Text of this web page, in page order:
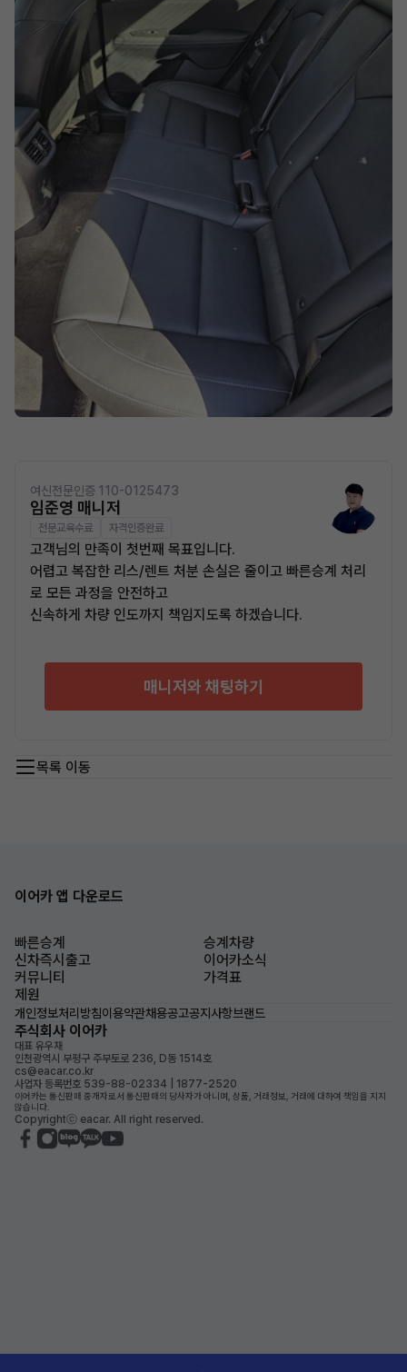
여신전문인증 110-0125473
임준영 매니저
전문교육수료 자격인증완료
고객님의 만족이 첫번째 목표입니다.
어렵고 복잡한 리스/렌트 처분 손실은 줄이고 빠른승계 처리
로 모든 과정을 안전하고
신속하게 차량 인도까지 책임지도록 하겠습니다.
매니저와 채팅하기
목록 이동
이어카 앱 다운로드
빠른승계
승계차량
신차즉시출고
이어카소식
커뮤니티
가격표
제원
개인정보처리방침이용약관채용공고공지사항브랜드
주식회사 이어카
대표 유우재
인천광역시 부평구 주부토로 236, D동 1514호
cs@eacar.co.kr
사업자 등록번호 539-88-02334 | 1877-2520
이어카는 통신판매 중개자로서 통신판매의 당사자가 아니며, 상품, 거래정보, 거래에 대하여 책임을 지지
않습니다.
Copyrightⓒ eacar. All right reserved.